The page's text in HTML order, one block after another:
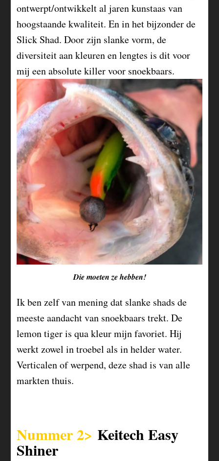
ontwerpt/ontwikkelt al jaren kunstaas van
hoogstaande kwaliteit. En in het bijzonder de
Slick Shad. Door zijn slanke vorm, de
diversiteit aan kleuren en lengtes is dit voor
mij een absolute killer voor snoekbaars.
Die moeten ze hebben!
Ik ben zelf van mening dat slanke shads de
meeste aandacht van snoekbaars trekt. De
lemon tiger is qua kleur mijn favoriet. Hij
werkt zowel in troebel als in helder water.
Verticalen of werpend, deze shad is van alle
markten thuis.
Nummer 2> Keitech Easy
Shiner